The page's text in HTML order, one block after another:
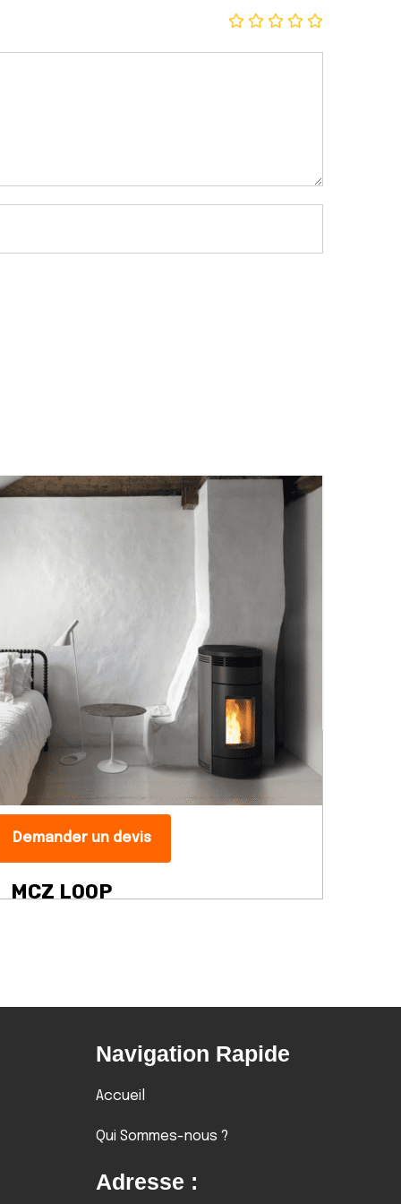
Demander un devis
MCZ LOOP
Navigation Rapide
Accueil
Qui Sommes-nous ?
Adresse :